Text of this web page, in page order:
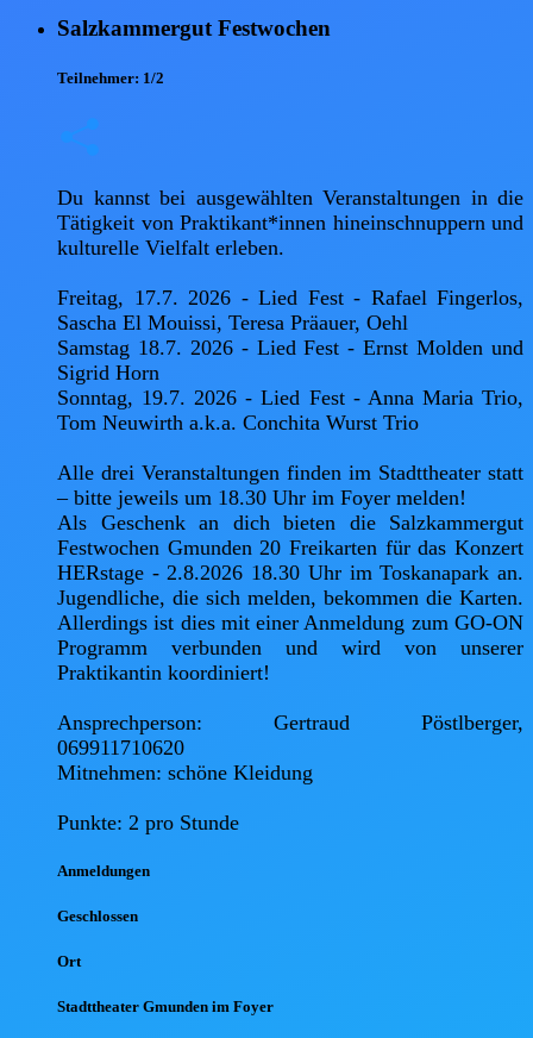
Salzkammergut Festwochen
Teilnehmer: 1/2
Du kannst bei ausgewählten Veranstaltungen in die
Tätigkeit von Praktikant*innen hineinschnuppern und
kulturelle Vielfalt erleben.
Freitag, 17.7. 2026 - Lied Fest - Rafael Fingerlos,
Sascha El Mouissi, Teresa Präauer, Oehl
Samstag 18.7. 2026 - Lied Fest - Ernst Molden und
Sigrid Horn
Sonntag, 19.7. 2026 - Lied Fest - Anna Maria Trio,
Tom Neuwirth a.k.a. Conchita Wurst Trio
Alle drei Veranstaltungen finden im Stadttheater statt
– bitte jeweils um 18.30 Uhr im Foyer melden!
Als Geschenk an dich bieten die Salzkammergut
Festwochen Gmunden 20 Freikarten für das Konzert
HERstage - 2.8.2026 18.30 Uhr im Toskanapark an.
Jugendliche, die sich melden, bekommen die Karten.
Allerdings ist dies mit einer Anmeldung zum GO-ON
Programm verbunden und wird von unserer
Praktikantin koordiniert!
Ansprechperson: Gertraud Pöstlberger,
069911710620
Mitnehmen: schöne Kleidung
Punkte: 2 pro Stunde
Anmeldungen
Geschlossen
Ort
Stadttheater Gmunden im Foyer